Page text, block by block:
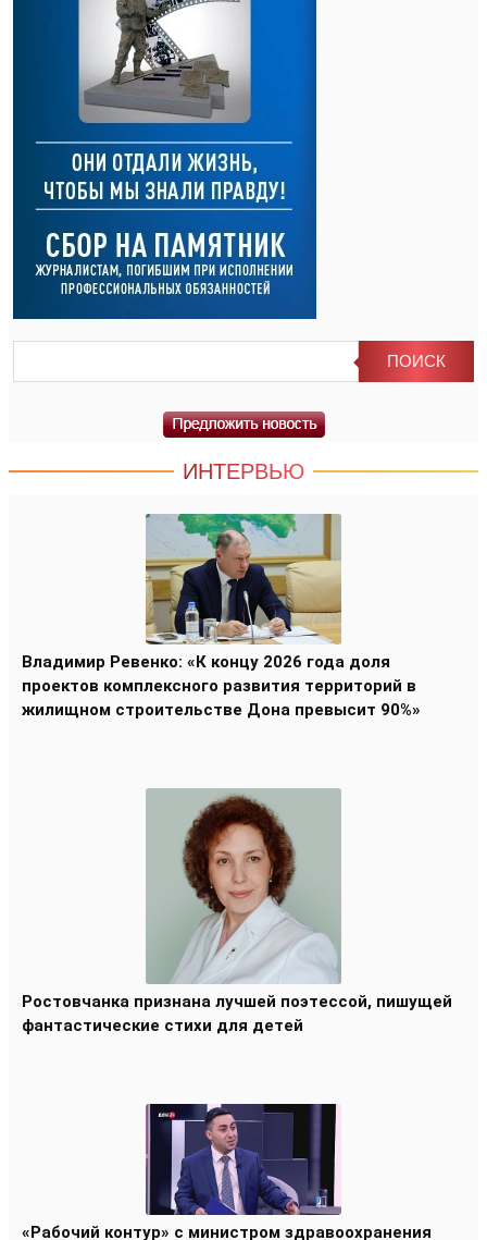
ИНТЕРВЬЮ
Владимир Ревенко: «К концу 2026 года доля
проектов комплексного развития территорий в
жилищном строительстве Дона превысит 90%»
Ростовчанка признана лучшей поэтессой, пишущей
фантастические стихи для детей
«Рабочий контур» с министром здравоохранения